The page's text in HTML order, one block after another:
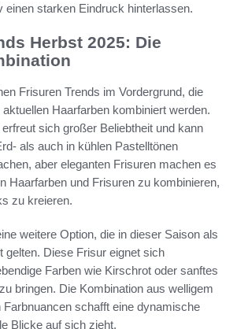
einen starken Eindruck hinterlassen.
Herbst 2025: Die
Frisuren Trends im Vordergrund, die
Haarfarben kombiniert werden.
sich großer Beliebtheit und kann
als auch in kühlen Pastelltönen
aber eleganten Frisuren machen es
Haarfarben und Frisuren zu kombinieren,
zu kreieren.
weitere Option, die in dieser Saison als
gelten. Diese Frisur eignet sich
Farben wie Kirschrot oder sanftes
bringen. Die Kombination aus welligem
Farbnuancen schafft eine dynamische
Blicke auf sich zieht.